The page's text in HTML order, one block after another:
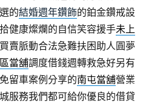
的結婚週年鑽飾的鉑金鑽戒設
健康燦爛的自信笑容援手未上
賣脈動合法急難扶困助人圓夢
當舖調度借錢週轉救急好另有
留車案例分享的南屯當舖營業
服務我們都可給你優良的借貸